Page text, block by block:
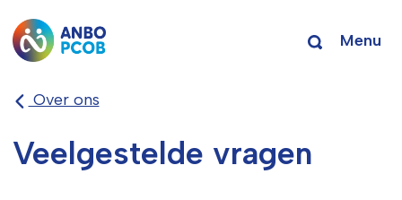
Menu
Over ons
Veelgestelde vragen